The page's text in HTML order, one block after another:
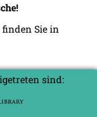
finden Sie in
sind: